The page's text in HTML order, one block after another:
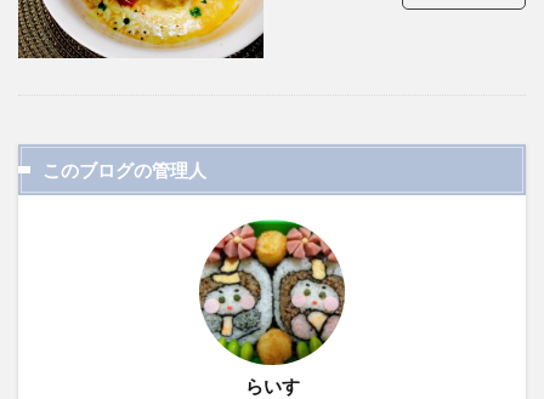
このブログの管理人
らいす